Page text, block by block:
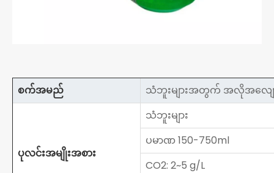
စက်အမည် သံဘူးများအတွက် အလိုအလျ
ပုလင်းအမျိုးအစား
သံဘူးများ
ပမာဏ 150-750ml
CO2: 2~5 g/L